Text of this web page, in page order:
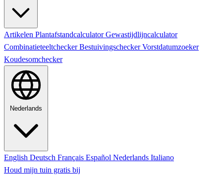
Artikelen PlantafstandcalculatorGewastijdlijncalculator
CombinatieteeltcheckerBestuivingscheckerVorstdatumzoeker
Koudesomchecker
Nederlands
English Deutsch Français Español Nederlands Italiano
Houd mijn tuin gratis bij